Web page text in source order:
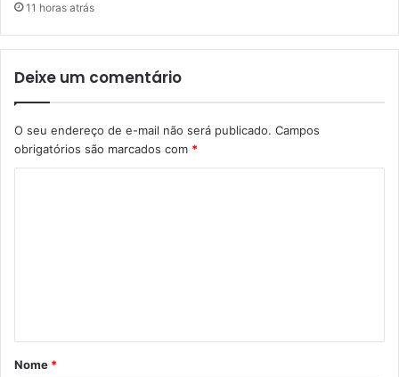
11 horas atrás
Deixe um comentário
O seu endereço de e-mail não será publicado. Campos
obrigatórios são marcados com *
á
r
Nome *